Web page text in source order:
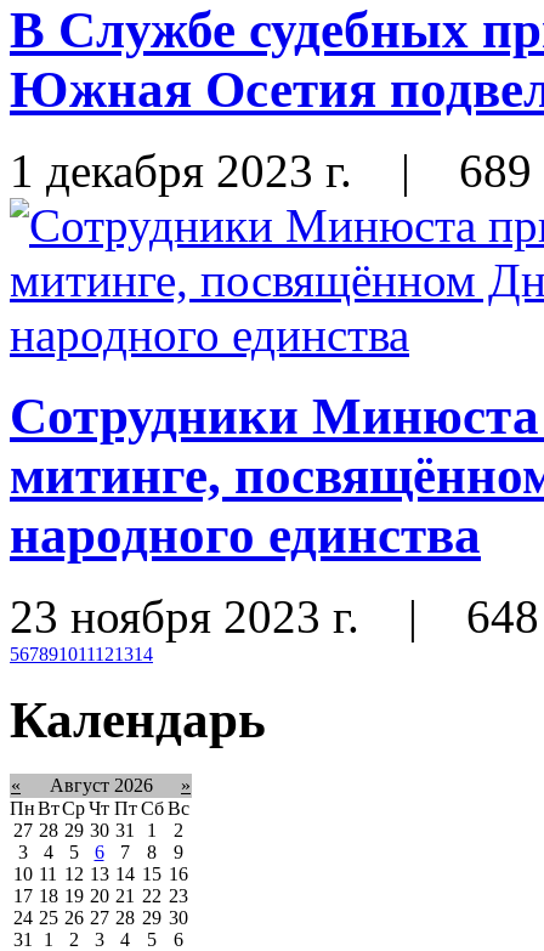
В Службе судебных
Южная Осетия
1 декабря 2023 г. | 689
Сотрудники Минюста
митинге,
народного единства
23 ноября 2023 г. | 648
567891011121314
Календарь
« Август 2026
»
ПнВтСрЧт Пт Сб Вс
27 28 29 30 31 1
2
3
4 5 6 7 8
9
10 11 12 13 14 15 16
17 18 19 20 21 22 23
24 25 26 27 28 29 30
31
1 2 3 4 5 6